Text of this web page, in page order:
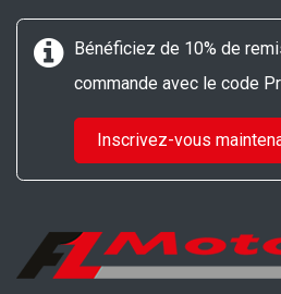
Bénéficiez de 10% de
commande avec le code
Inscrivez-vous